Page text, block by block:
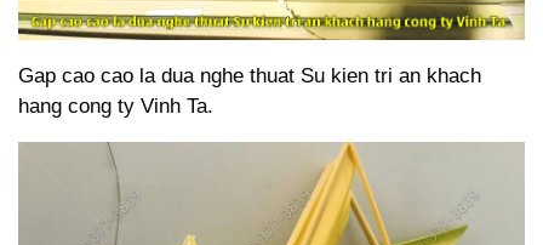
Gap cao cao la dua nghe thuat Su kien tri an khach
hang cong ty Vinh Ta.